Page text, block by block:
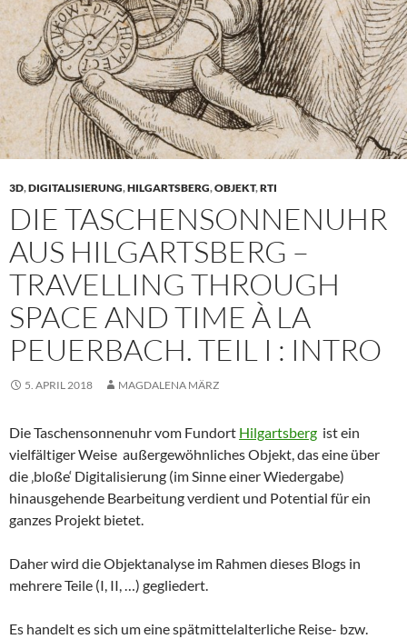
3D,DIGITALISIERUNG,HILGARTSBERG,OBJEKT,RTI
DIE TASCHENSONNENUHR
AUS HILGARTSBERG –
TRAVELLING THROUGH
SPACE AND TIME À LA
PEUERBACH. TEIL I : INTRO
5. APRIL 2018 MAGDALENA MÄRZ
Die Taschensonnenuhr vom Fundort Hilgartsberg ist ein
vielfältiger Weise außergewöhnliches Objekt, das eine über
die ‚bloße‘ Digitalisierung (im Sinne einer Wiedergabe)
hinausgehende Bearbeitung verdient und Potential für ein
ganzes Projekt bietet.
Daher wird die Objektanalyse im Rahmen dieses Blogs in
mehrere Teile (I, II, …) gegliedert.
Es handelt es sich um eine spätmittelalterliche Reise- bzw.